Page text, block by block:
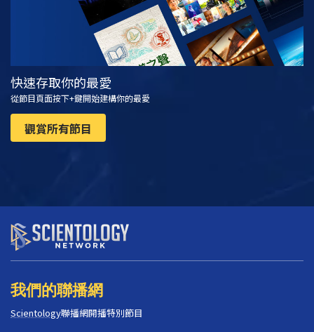
快速存取你的最愛
從節目頁面按下+鍵開始建構你的最愛
觀賞所有節目
我們的聯播網
Scientology聯播網開播特別節目